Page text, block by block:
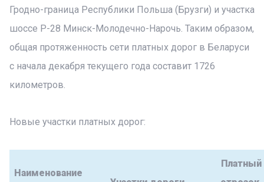
Гродно-граница Республики Польша (Брузги) и участка
шоссе P-28 Минск-Молодечно-Нарочь. Таким образом,
общая протяженность сети платных дорог в Беларуси
с начала декабря текущего года составит 1726
километров.
Новые участки платных дорог:
Наименование
Платный